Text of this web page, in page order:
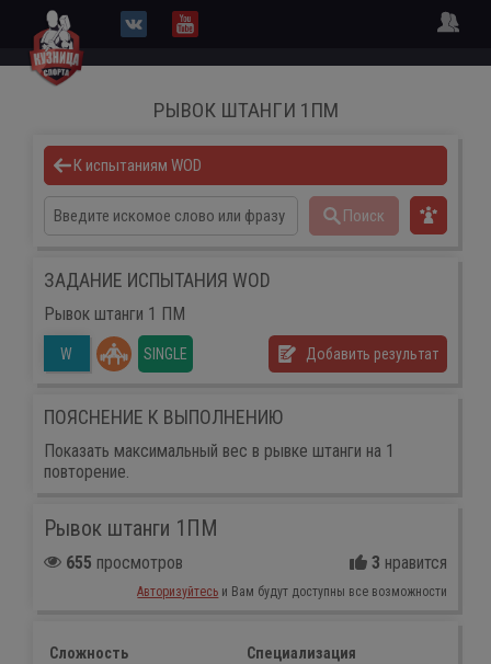
РЫВОК ШТАНГИ 1ПМ
К испытаниям WOD
Поиск
ЗАДАНИЕ ИСПЫТАНИЯ WOD
Рывок штанги 1 ПМ
W SINGLE Добавить результат
ПОЯСНЕНИЕ К ВЫПОЛНЕНИЮ
Показать максимальный вес в рывке штанги на 1
повторение.
Рывок штанги 1ПМ
655 просмотров 3 нравится
Авторизуйтесь и Вам будут доступны все возможности
Сложность Специализация